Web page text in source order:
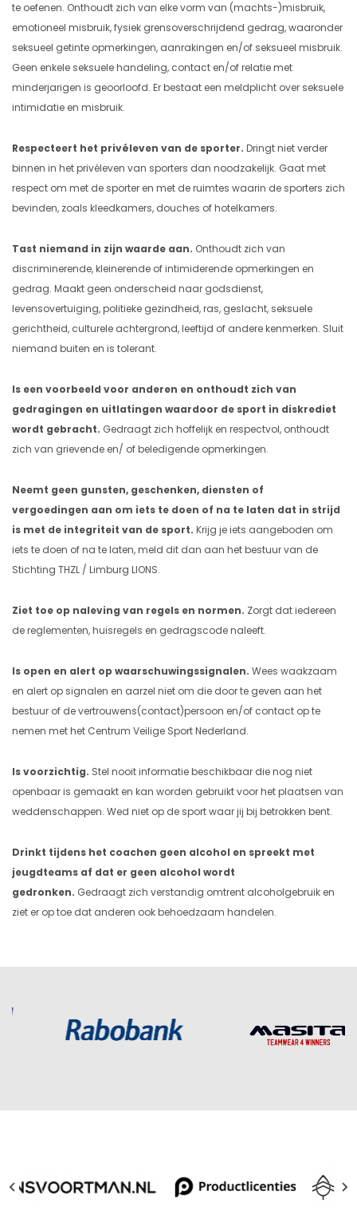
te oefenen. Onthoudt zich van elke vorm van (machts-)misbruik,
emotioneel misbruik, fysiek grensoverschrijdend gedrag, waaronder
seksueel getinte opmerkingen, aanrakingen en/of seksueel misbruik.
Geen enkele seksuele handeling, contact en/of relatie met
minderjarigen is geoorloofd. Er bestaat een meldplicht over seksuele
intimidatie en misbruik.
Respecteert het privéleven van de sporter. Dringt niet verder
binnen in het privéleven van sporters dan noodzakelijk. Gaat met
respect om met de sporter en met de ruimtes waarin de sporters zich
bevinden, zoals kleedkamers, douches of hotelkamers.
Tast niemand in zijn waarde aan. Onthoudt zich van
discriminerende, kleinerende of intimiderende opmerkingen en
gedrag. Maakt geen onderscheid naar godsdienst,
levensovertuiging, politieke gezindheid, ras, geslacht, seksuele
gerichtheid, culturele achtergrond, leeftijd of andere kenmerken. Sluit
niemand buiten en is tolerant.
Is een voorbeeld voor anderen en onthoudt zich van
gedragingen en uitlatingen waardoor de sport in diskrediet
wordt gebracht. Gedraagt zich hoffelijk en respectvol, onthoudt
zich van grievende en/ of beledigende opmerkingen.
Neemt geen gunsten, geschenken, diensten of
vergoedingen aan om iets te doen of na te laten dat in strijd
is met de integriteit van de sport. Krijg je iets aangeboden om
iets te doen of na te laten, meld dit dan aan het bestuur van de
Stichting THZL / Limburg LIONS.
Ziet toe op naleving van regels en normen. Zorgt dat iedereen
de reglementen, huisregels en gedragscode naleeft.
Is open en alert op waarschuwingssignalen. Wees waakzaam
en alert op signalen en aarzel niet om die door te geven aan het
bestuur of de vertrouwens(contact)persoon en/of contact op te
nemen met het Centrum Veilige Sport Nederland.
Is voorzichtig. Stel nooit informatie beschikbaar die nog niet
openbaar is gemaakt en kan worden gebruikt voor het plaatsen van
weddenschappen. Wed niet op de sport waar jij bij betrokken bent.
Drinkt tijdens het coachen geen alcohol en spreekt met
jeugdteams af dat er geen alcohol wordt
gedronken. Gedraagt zich verstandig omtrent alcoholgebruik en
ziet er op toe dat anderen ook behoedzaam handelen.